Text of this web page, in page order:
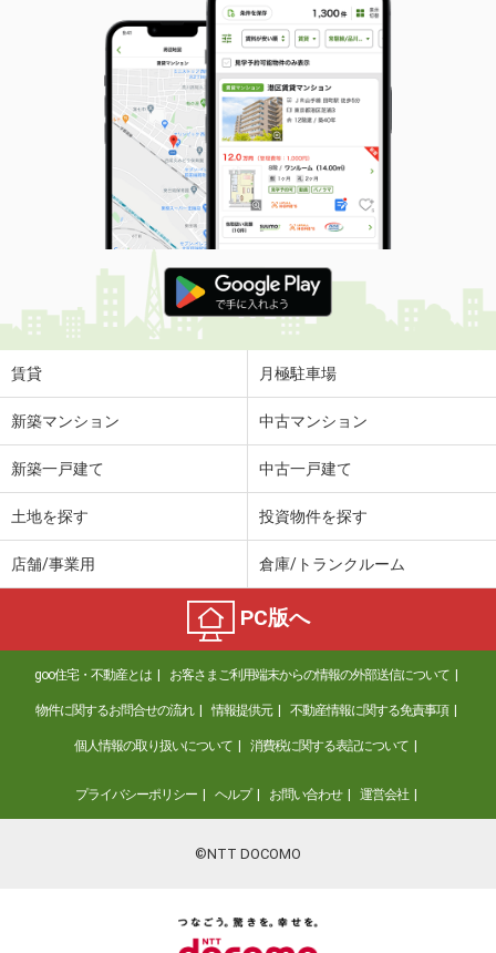
賃貸 月極駐車場
新築マンション 中古マンション
新築一戸建て 中古一戸建て
土地を探す 投資物件を探す
店舗/事業用 倉庫/トランクルーム
PC版へ
goo住宅・不動産とは お客さまご利用端末からの情報の外部送信について
物件に関するお問合せの流れ 情報提供元 不動産情報に関する免責事項
個人情報の取り扱いについて 消費税に関する表記について
プライバシーポリシー ヘルプ お問い合わせ 運営会社
©NTT DOCOMO